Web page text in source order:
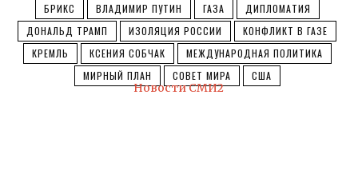
БРИКС ВЛАДИМИР ПУТИН ГАЗА
ДИПЛОМАТИЯ
ДОНАЛЬД ТРАМП
ИЗОЛЯЦИЯ РОССИИ
КОНФЛИКТ В ГАЗЕ
КРЕМЛЬ
КСЕНИЯ СОБЧАК
МЕЖДУНАРОДНАЯ ПОЛИТИКА
МИРНЫЙ ПЛАН
СОВЕТ МИРА США
Новости СМИ2